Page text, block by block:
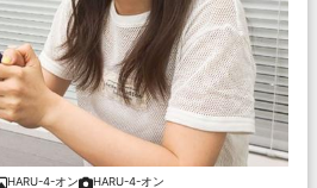
HARU-4-オン HARU-4-オン